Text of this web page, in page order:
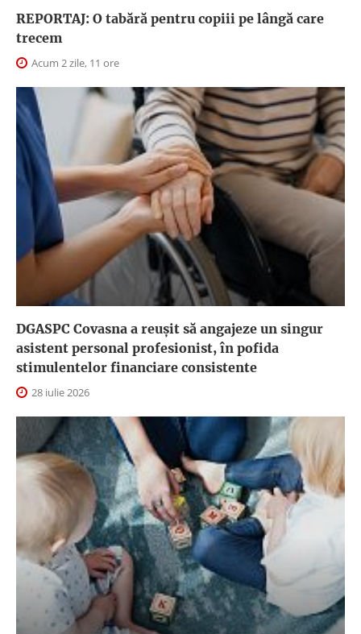
REPORTAJ: O tabără pentru copiii pe lângă care
trecem
Acum 2 zile, 11 ore
DGASPC Covasna a reuşit să angajeze un singur
asistent personal profesionist, în pofida
stimulentelor financiare consistente
28 iulie 2026